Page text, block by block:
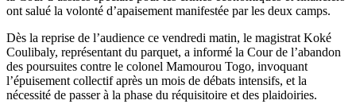
ont salué la volonté d’apaisement manifestée par les deux camps.
Dès la reprise de l’audience ce vendredi matin, le magistrat Koké
Coulibaly, représentant du parquet, a informé la Cour de l’abandon
des poursuites contre le colonel Mamourou Togo, invoquant
l’épuisement collectif après un mois de débats intensifs, et la
nécessité de passer à la phase du réquisitoire et des plaidoiries.